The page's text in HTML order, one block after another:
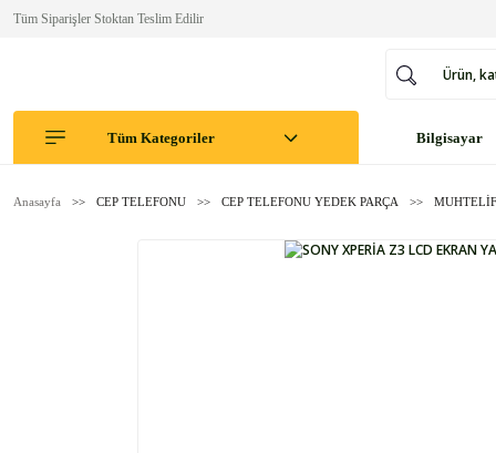
Tüm Siparişler Stoktan Teslim Edilir
Tüm Kategoriler Bilgisayar
Anasayfa CEP TELEFONU CEP TELEFONU YEDEK PARÇA